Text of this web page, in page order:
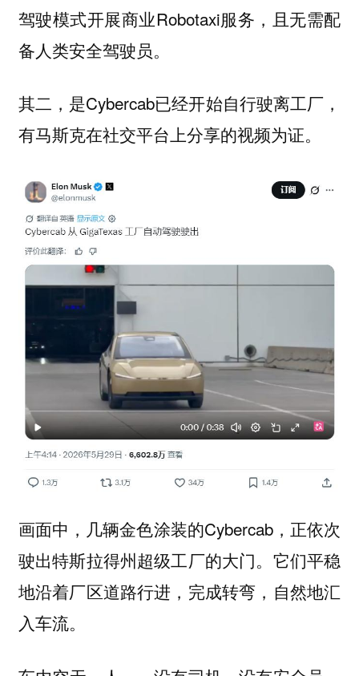
驾驶模式开展商业Robotaxi服务，且无需配
备人类安全驾驶员。
其二，是Cybercab已经开始自行驶离工厂，
有马斯克在社交平台上分享的视频为证。
画面中，几辆金色涂装的Cybercab，正依次
驶出特斯拉得州超级工厂的大门。它们平稳
地沿着厂区道路行进，完成转弯，自然地汇
入车流。